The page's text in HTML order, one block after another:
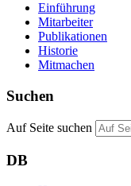
Einführung
Mitarbeiter
Publikationen
Historie
Mitmachen
Suchen
Auf Seite suchen
DB